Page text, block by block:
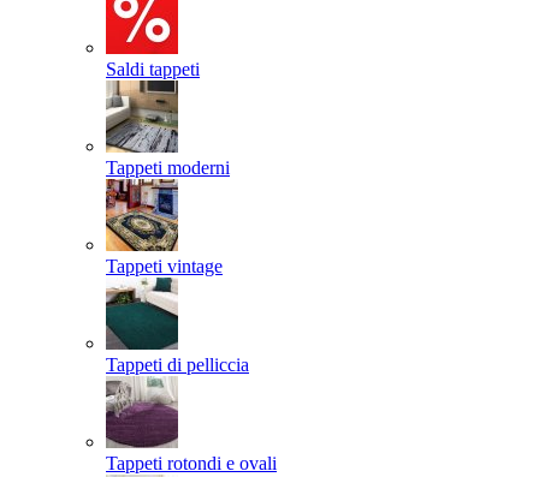
Saldi tappeti
Tappeti moderni
Tappeti vintage
Tappeti di pelliccia
Tappeti rotondi e ovali